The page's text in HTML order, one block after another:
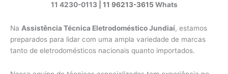
11 4230-0113 | 11 96213-3615 Whats
Na Assistência Técnica Eletrodoméstico Jundiaí, estamos
preparados para lidar com uma ampla variedade de marcas
tanto de eletrodomésticos nacionais quanto importados.